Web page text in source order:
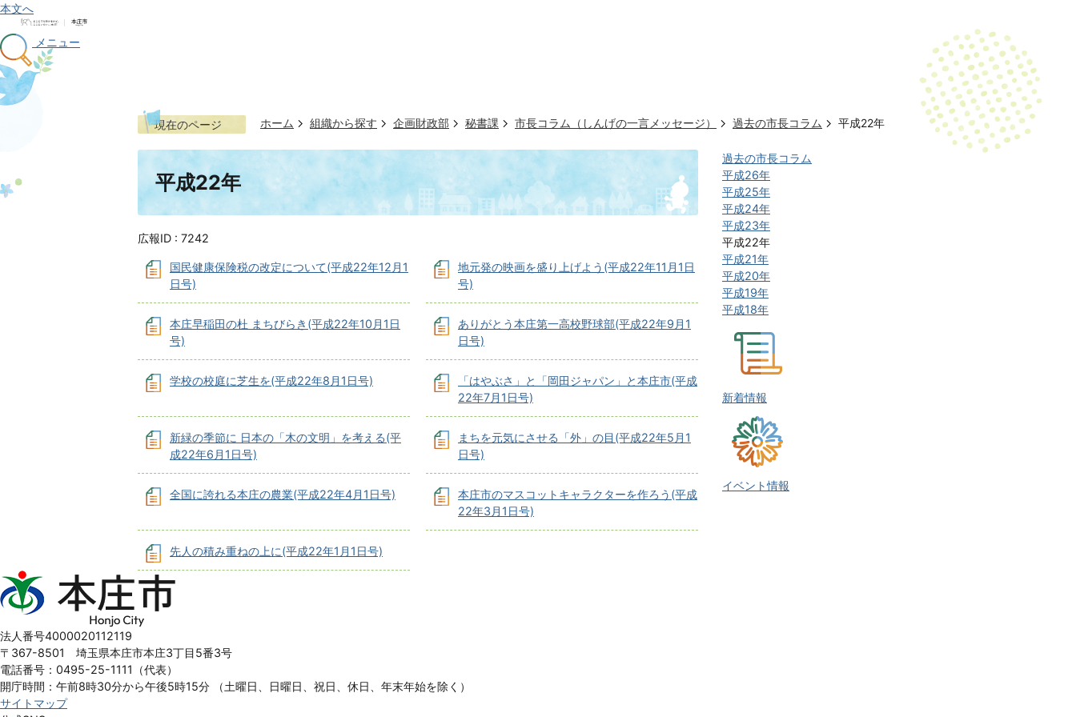
本文へ
メニュー
現在のページ ホーム 組織から探す 企画財政部 秘書課 市長コラム（しんげの一言メッセージ） 過去の市長コラム 平成22年
平成22年
広報ID : 7242
国民健康保険税の改定について(平成22年12月1
日号)
地元発の映画を盛り上げよう(平成22年11月1日
号)
本庄早稲田の杜 まちびらき(平成22年10月1日
号)
ありがとう本庄第一高校野球部(平成22年9月1
日号)
学校の校庭に芝生を(平成22年8月1日号)
「はやぶさ」と「岡田ジャパン」と本庄市(平成
22年7月1日号)
新緑の季節に 日本の「木の文明」を考える(平
成22年6月1日号)
まちを元気にさせる「外」の目(平成22年5月1
日号)
全国に誇れる本庄の農業(平成22年4月1日号)
本庄市のマスコットキャラクターを作ろう(平成
22年3月1日号)
先人の積み重ねの上に(平成22年1月1日号)
過去の市長コラム
平成26年
平成25年
平成24年
平成23年
平成22年
平成21年
平成20年
平成19年
平成18年
新着情報
イベント情報
本
庄
Honjo
City
法人番号4000020112119
〒367-8501 埼玉県本庄市本庄3丁目5番3号
電話番号：0495-25-1111（代表）
開庁時間：午前8時30分から午後5時15分
（土曜日、日曜日、祝日、休日、年末年始を除く）
サイトマップ